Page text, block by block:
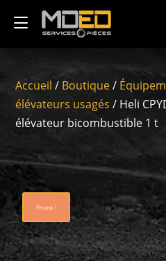
Accueil / Boutique/
élévateurs usagés / Heli
élévateur bicombustible 1 t
Promo !